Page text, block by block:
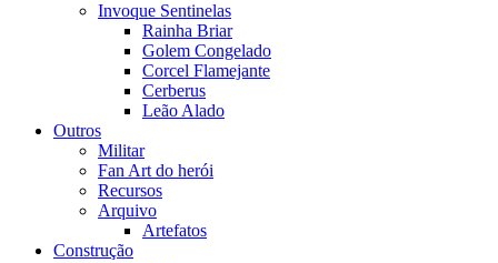
Invoque Sentinelas
Rainha Briar
Golem Congelado
Corcel Flamejante
Cerberus
Leão Alado
Outros
Militar
Fan Art do herói
Recursos
Arquivo
Artefatos
Construção